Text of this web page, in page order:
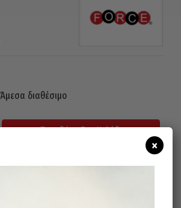
Άμεσα διαθέσιμο
Προσθήκη Στο Καλάθι
×